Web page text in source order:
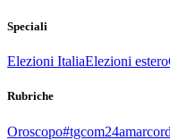
Speciali
Elezioni ItaliaElezioni estero
Rubriche
Oroscopo#tgcom24amarcord